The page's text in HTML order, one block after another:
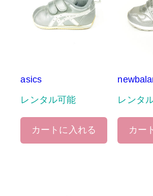
asics
レンタル可能
カートに入れる
レンタ
カー